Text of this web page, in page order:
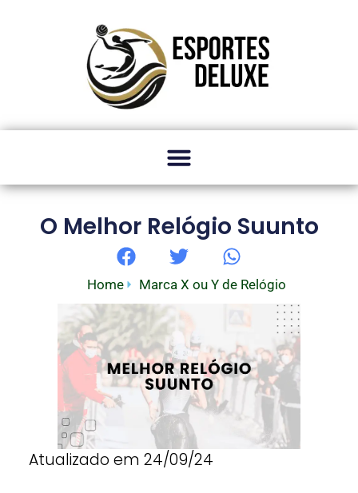
O Melhor Relógio Suunto
Home Marca X ou Y de Relógio
Atualizado em 24/09/24